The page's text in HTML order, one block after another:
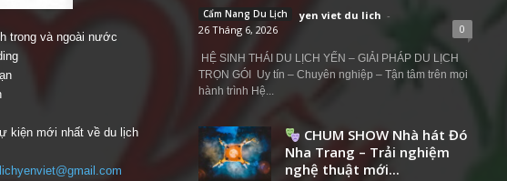
trong và ngoài nước
kiện mới nhất về du lịch
Cẩm Nang Du Lịch yen viet du lich -
26 Tháng 6, 2026
0
HỆ SINH THÁI DU LỊCH YẾN – GIẢI PHÁP DU LỊCH
TRỌN GÓI Uy tín – Chuyên nghiệp – Tận tâm trên mọi
hành trình Hệ...
CHUM SHOW Nhà hát Đó
Nha Trang – Trải nghiệm
nghệ thuật mới...